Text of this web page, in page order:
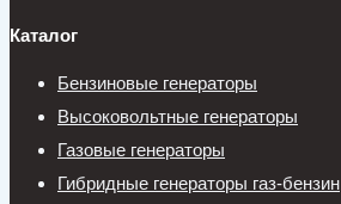
Каталог
Бензиновые генераторы
Высоковольтные генераторы
Газовые генераторы
Гибридные генераторы газ-бензин